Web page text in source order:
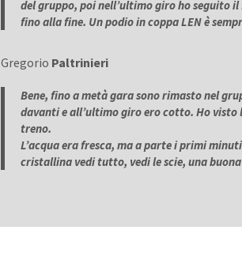
del gruppo, poi nell’ultimo giro ho seguito
fino alla fine. Un podio in coppa LEN è
Gregorio Paltrinieri
Bene, fino a metà gara sono rimasto nel
davanti e all’ultimo giro ero cotto. Ho visto
treno.
L’acqua era fresca, ma a parte i primi
cristallina vedi tutto, vedi le scie, una